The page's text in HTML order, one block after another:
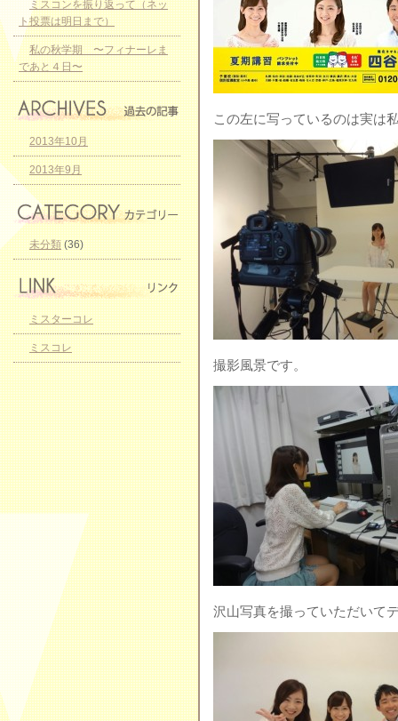
この左に写っているのは実は
撮影風景です。
沢山写真を撮っていただいて
ミスコンを振り返って（ネッ
ト投票は明日まで）
私の秋学期 〜フィナーレま
であと４日〜
2013年10月
2013年9月
未分類(36)
ミスターコレ
ミスコレ